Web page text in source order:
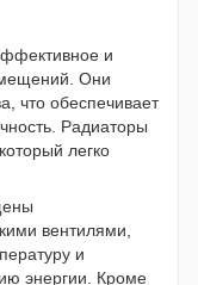
и
Они
что обеспечивает
Радиаторы
легко
вентилями,
и
энергии. Кроме